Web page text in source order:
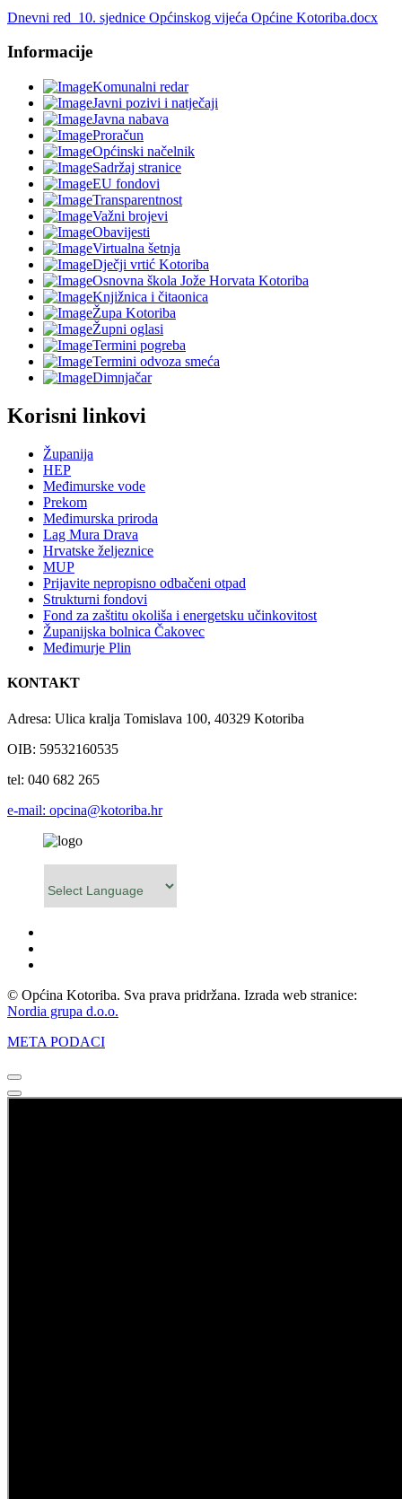
Dnevni red 10. sjednice Općinskog vijeća Općine Kotoriba.docx
Informacije
Komunalni redar
Javni pozivi i natječaji
Javna nabava
Proračun
Općinski načelnik
Sadržaj stranice
EU fondovi
Transparentnost
Važni brojevi
Obavijesti
Virtualna šetnja
Dječji vrtić Kotoriba
Osnovna škola Jože Horvata Kotoriba
Knjižnica i čitaonica
Župa Kotoriba
Župni oglasi
Termini pogreba
Termini odvoza smeća
Dimnjačar
Korisni linkovi
Županija
HEP
Međimurske vode
Prekom
Međimurska priroda
Lag Mura Drava
Hrvatske željeznice
MUP
Prijavite nepropisno odbačeni otpad
Strukturni fondovi
Fond za zaštitu okoliša i energetsku učinkovitost
Županijska bolnica Čakovec
Međimurje Plin
KONTAKT
Adresa: Ulica kralja Tomislava 100, 40329 Kotoriba
OIB: 59532160535
tel: 040 682 265
e-mail: opcina@kotoriba.hr
© Općina Kotoriba. Sva prava pridržana. Izrada web stranice:
Nordia grupa d.o.o.
META PODACI